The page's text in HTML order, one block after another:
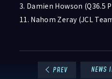
3. Damien Howson (Q36.5
11. Nahom Zeray (JCL
PREV NEWS